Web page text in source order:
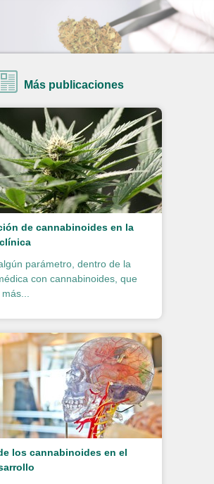
Más publicaciones
de cannabinoides en la
parámetro, dentro de la
con cannabinoides, que
los cannabinoides en el